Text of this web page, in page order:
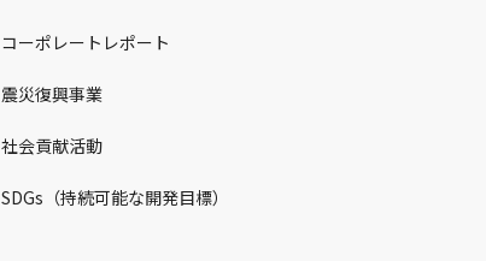
コーポレートレポート
震災復興事業
社会貢献活動
SDGs（持続可能な開発目標）